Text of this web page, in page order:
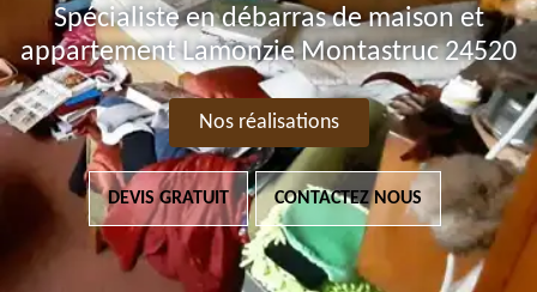
Spécialiste en débarras de maison et
appartement Lamonzie Montastruc 24520
Nos réalisations
DEVIS GRATUIT CONTACTEZ NOUS